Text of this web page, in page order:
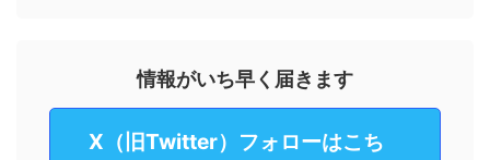
情報がいち早く届きます
X（旧Twitter）フォローはこち